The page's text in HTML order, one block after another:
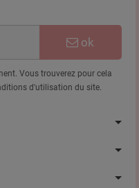
ok
Vous trouverez pour cela
d'utilisation du site.